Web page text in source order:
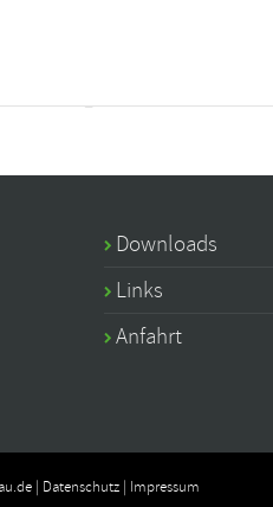
Downloads
Links
Anfahrt
| Datenschutz | Impressum